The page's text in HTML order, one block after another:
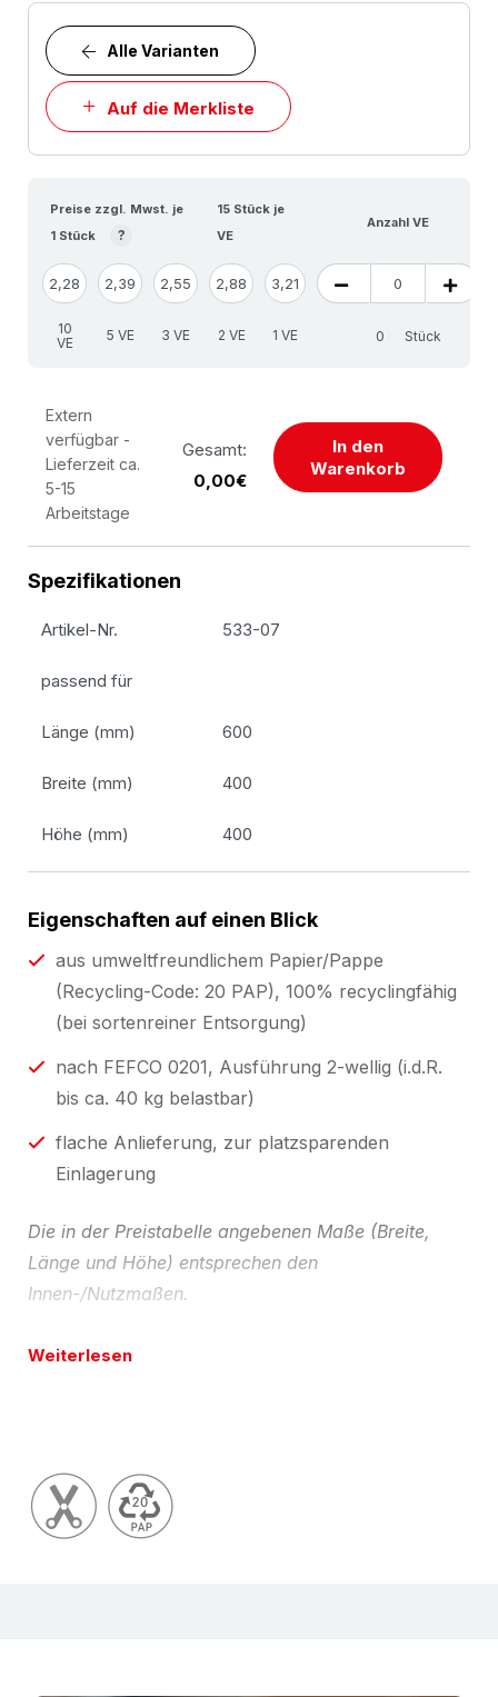
Auf die Merkliste
Alle Varianten
Preise zzgl. Mwst. je
1 Stück
?
15 Stück je
VE
Anzahl VE
2,28 2,39 2,55 2,88 3,21
10
VE
5 VE 3 VE 2 VE 1 VE Stück
Extern
verfügbar -
Lieferzeit ca.
5-15
Arbeitstage
Gesamt:
0,00€
In den
Warenkorb
Spezifikationen
Artikel-Nr. 533-07
passend für
Länge (mm) 600
Breite (mm) 400
Höhe (mm) 400
Eigenschaften auf einen Blick
aus umweltfreundlichem Papier/Pappe
(Recycling-Code: 20 PAP), 100% recyclingfähig
(bei sortenreiner Entsorgung)
nach FEFCO 0201, Ausführung 2-wellig (i.d.R.
bis ca. 40 kg belastbar)
flache Anlieferung, zur platzsparenden
Einlagerung
Die in der Preistabelle angebenen Maße (Breite,
Länge und Höhe) entsprechen den
Innen-/Nutzmaßen.
Umwelt-Tipp:
Konfektionsservice
Auf Wunsch liefern wir Ihnen gerne
Weiterlesen